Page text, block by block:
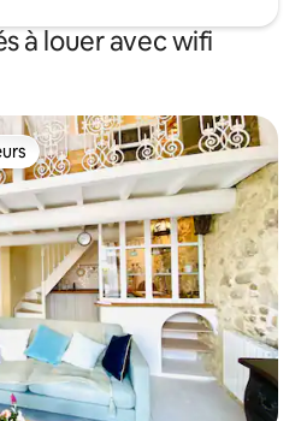
à louer avec wifi
parmi les plus aimés